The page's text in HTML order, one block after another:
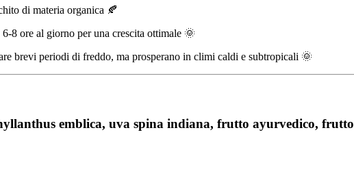
di materia organica 🍂
8 ore al giorno per una crescita ottimale 🌞
brevi periodi di freddo, ma prosperano in climi caldi e subtropicali 🌞
emblica, uva spina indiana, frutto ayurvedico,